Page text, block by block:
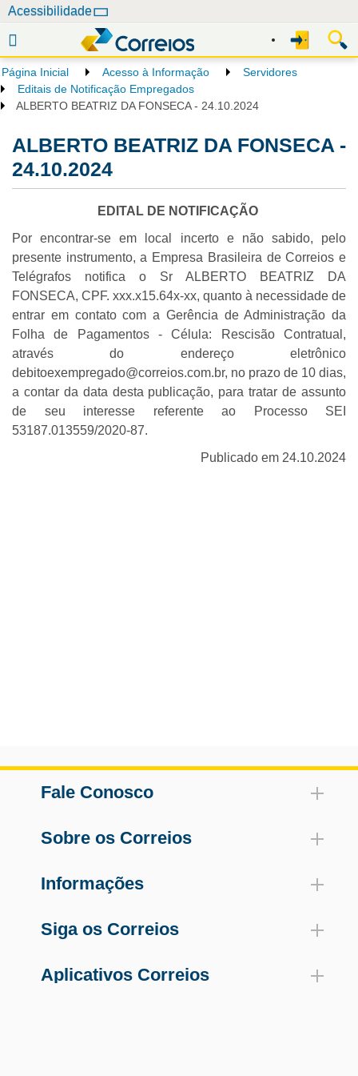
e
g
a
Acessibilidade
Página Inicial Acesso à Informação
Servidores
Editais de Notificação Empregados
ALBERTO BEATRIZ DA FONSECA - 24.10.2024
ALBERTO BEATRIZ DA FONSECA -
24.10.2024
EDITAL DE NOTIFICAÇÃO
Por encontrar-se em local incerto e não sabido, pelo
presente instrumento, a Empresa Brasileira de Correios e
Telégrafos notifica o Sr ALBERTO BEATRIZ DA
FONSECA, CPF. xxx.x15.64x-xx, quanto à necessidade de
entrar em contato com a Gerência de Administração da
Folha de Pagamentos - Célula: Rescisão Contratual,
através do endereço eletrônico
debitoexempregado@correios.com.br, no prazo de 10 dias,
a contar da data desta publicação, para tratar de assunto
de seu interesse referente ao Processo SEI
53187.013559/2020-87.
Publicado em 24.10.2024
Fale Conosco
Sobre os Correios
Informações
Siga os Correios
Aplicativos Correios